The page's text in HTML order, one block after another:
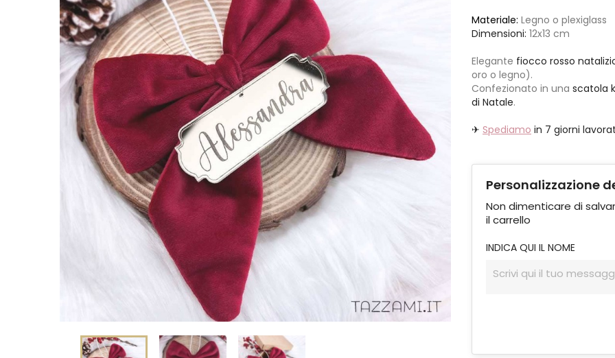
Materiale: Legno o plexiglass
Dimensioni: 12x13 cm
Elegante fiocco rosso
oro o legno).
Confezionato in una scatola
di Natale.
✈ Spediamo in 7 giorni
Personalizzazione
Non dimenticare di
il carrello
INDICA QUI IL NOME